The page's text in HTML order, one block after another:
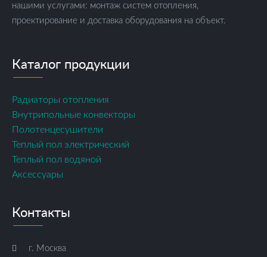
нашими услугами: монтаж систем отопления,
проектирование и доставка оборудования на объект.
Каталог продукции
Радиаторы отопления
Внутрипольные конвекторы
Полотенцесушители
Теплый пол электрический
Теплый пол водяной
Аксессуары
Контакты
г. Москва